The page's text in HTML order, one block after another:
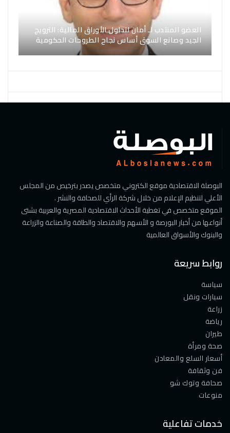
العضو المنتدب لـ أمان لتداول الأوراق المالية: الترويج
الجيد وصانع السوق أساس نجاح الطروحات الحكومية
البوصلة الاقتصادية موقع الكتروني متخصص يصدر بترخيص من المجلس
الأعلي لتنظيم الإعلام من خلال شركة الرأي للصحافة والنشر .
الموقع متخصص في تغطية الأحداث الاقتصادية المصرية والعربية بشتى
أنواعها من أخبار البورصة و الأسهم والاقتصاد والطاقة والصناعة والزراعة
والبنوك والأسواق العالمية
روابط سريعة
سياسة
سيارات ونقل
زراعة
رياضة
طيران
صحة ومرأة
أسعار السلع والمعادن
فن وثقافة
صحافة وتوك شو
منوعات
خدمات تفاعلية